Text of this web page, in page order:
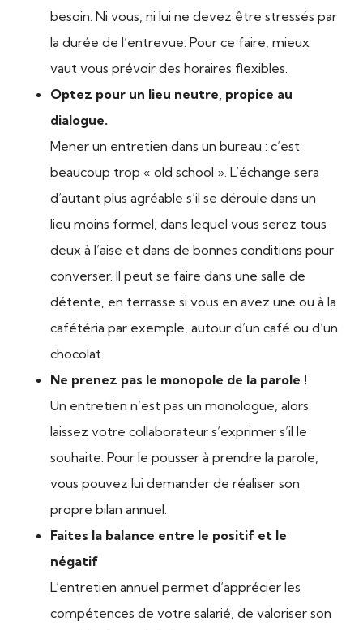
besoin. Ni vous, ni lui ne devez être stressés par
la durée de l’entrevue. Pour ce faire, mieux
vaut vous prévoir des horaires flexibles.
Optez pour un lieu neutre, propice au
dialogue.
Mener un entretien dans un bureau : c’est
beaucoup trop « old school ». L’échange sera
d’autant plus agréable s’il se déroule dans un
lieu moins formel, dans lequel vous serez tous
deux à l’aise et dans de bonnes conditions pour
converser. Il peut se faire dans une salle de
détente, en terrasse si vous en avez une ou à la
cafétéria par exemple, autour d’un café ou d’un
chocolat.
Ne prenez pas le monopole de la parole !
Un entretien n’est pas un monologue, alors
laissez votre collaborateur s’exprimer s’il le
souhaite. Pour le pousser à prendre la parole,
vous pouvez lui demander de réaliser son
propre bilan annuel.
Faites la balance entre le positif et le
négatif
L’entretien annuel permet d’apprécier les
compétences de votre salarié, de valoriser son